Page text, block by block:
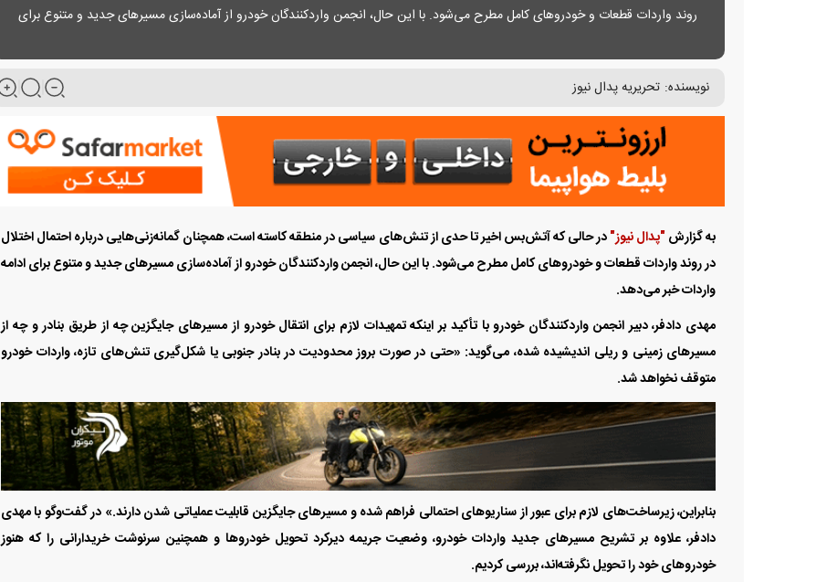
روند واردات قطعات و خودرو‌های کامل مطرح می‌شود. با این حال، انجمن واردکنندگان خودرو از آماده‌سازی مسیر‌های جدید و متنوع برای
نویسنده: تحریریه پدال نیوز
به گزارش"پدال نیوز"در حالی که آتش‌بس اخیر تا حدی از تنش‌های سیاسی در منطقه کاسته است، همچنان گمانه‌زنی‌هایی درباره احتمال اختلال
در روند واردات قطعات و خودرو‌های کامل مطرح می‌شود. با این حال، انجمن واردکنندگان خودرو از آماده‌سازی مسیر‌های جدید و متنوع برای ادامه
واردات خبر می‌دهد.
مهدی دادفر، دبیر انجمن واردکنندگان خودرو با تأکید بر اینکه تمهیدات لازم برای انتقال خودرو از مسیر‌های جایگزین چه از طریق بنادر و چه از
مسیر‌های زمینی و ریلی اندیشیده شده، می‌گوید: «حتی در صورت بروز محدودیت در بنادر جنوبی یا شکل‌گیری تنش‌های تازه، واردات خودرو
متوقف نخواهد شد.
بنابراین، زیرساخت‌های لازم برای عبور از سناریو‌های احتمالی فراهم شده و مسیر‌های جایگزین قابلیت عملیاتی شدن دارند.» در گفت‌و‌گو با مهدی
دادفر، علاوه بر تشریح مسیر‌های جدید واردات خودرو، وضعیت جریمه دیرکرد تحویل خودرو‌ها و همچنین سرنوشت خریدارانی را که هنوز
خودرو‌های خود را تحویل نگرفته‌اند، بررسی کردیم.